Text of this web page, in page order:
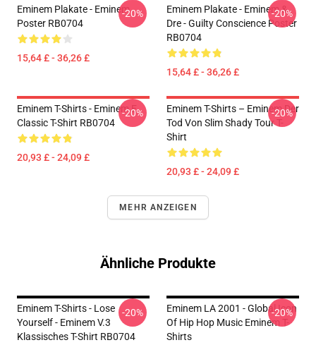
Eminem Plakate - Eminem
Poster RB0704
15,64 £ - 36,26 £
-20%
Eminem Plakate - Eminem &
Dre - Guilty Conscience Poster
RB0704
15,64 £ - 36,26 £
-20%
Eminem T-Shirts - Eminem E
Classic T-Shirt RB0704
20,93 £ - 24,09 £
-20%
Eminem T-Shirts – Eminem Der
Tod Von Slim Shady Tour T-
Shirt
20,93 £ - 24,09 £
-20%
MEHR ANZEIGEN
Ähnliche Produkte
Eminem T-Shirts - Lose
Yourself - Eminem V.3
Klassisches T-Shirt RB0704
-20%
Eminem LA 2001 - Global Icon
Of Hip Hop Music Eminem T-
Shirts
-20%